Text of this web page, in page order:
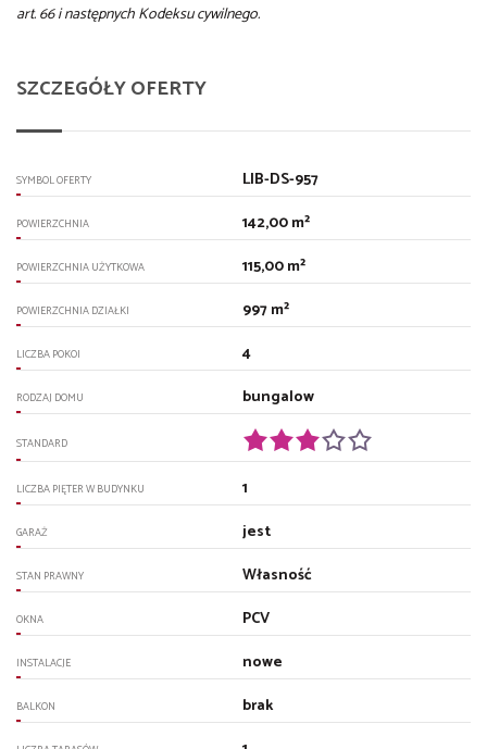
art. 66 i następnych Kodeksu cywilnego.
SZCZEGÓŁY OFERTY
SYMBOL OFERTY LIB-DS-957
POWIERZCHNIA 142,00 m²
POWIERZCHNIA UŻYTKOWA 115,00 m²
POWIERZCHNIA DZIAŁKI 997 m²
LICZBA POKOI 4
RODZAJ DOMU bungalow
STANDARD
LICZBA PIĘTER W BUDYNKU 1
GARAŻ jest
STAN PRAWNY Własność
OKNA PCV
INSTALACJE nowe
BALKON brak